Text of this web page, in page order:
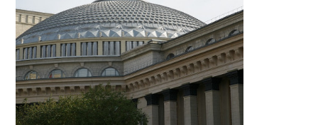
Новосибирска. Публикуется повторно в рубрике «Лучшие
материалы VN.RU 2020».